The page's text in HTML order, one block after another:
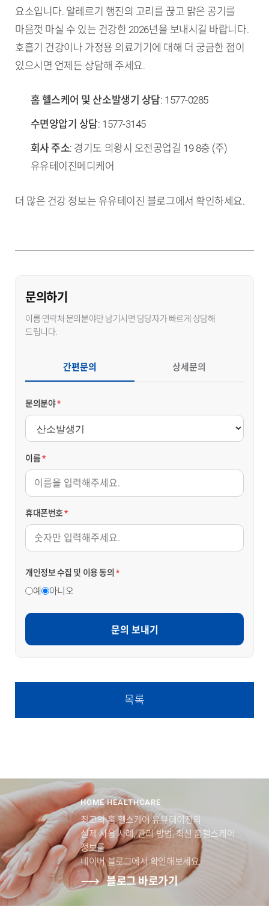
요소입니다. 알레르기 행진의 고리를 끊고 맑은 공기를
마음껏 마실 수 있는 건강한 2026년을 보내시길 바랍니다.
호흡기 건강이나 가정용 의료기기에 대해 더 궁금한 점이
있으시면 언제든 상담해 주세요.
홈 헬스케어 및 산소발생기 상담: 1577-0285
수면양압기 상담: 1577-3145
회사 주소: 경기도 의왕시 오전공업길 19 8층 (주)
유유테이진메디케어
더 많은 건강 정보는 유유테이진 블로그에서 확인하세요.
문의하기
이름·연락처·문의분야만 남기시면 담당자가 빠르게 상담해
드립니다.
간편문의 상세문의
문의분야*
이름*
휴대폰번호*
개인정보 수집 및 이용 동의 *
예 아니오
문의 보내기
목록
HOME HEALTHCARE
최고의 홈 헬스케어 유유테이진의
실제 사용 사례, 관리 방법, 최신 홈헬스케어
정보를
네이버 블로그에서 확인해보세요.
블로그 바로가기